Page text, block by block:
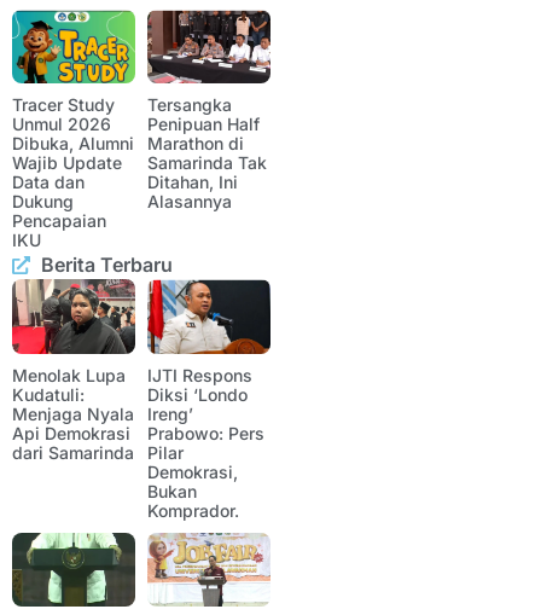
Tracer Study
Unmul 2026
Dibuka, Alumni
Wajib Update
Data dan
Dukung
Pencapaian
IKU
Tersangka
Penipuan Half
Marathon di
Samarinda Tak
Ditahan, Ini
Alasannya
Berita Terbaru
Menolak Lupa
Kudatuli:
Menjaga Nyala
Api Demokrasi
dari Samarinda
IJTI Respons
Diksi ‘Londo
Ireng’
Prabowo: Pers
Pilar
Demokrasi,
Bukan
Komprador.